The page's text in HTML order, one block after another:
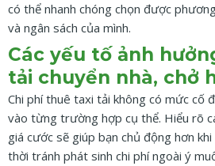
có thể nhanh chóng chọn được
và ngân sách của mình.
Các yếu tố ảnh
tải chuyển nhà, chở
Chi phí thuê taxi tải không có mức cố
vào từng trường hợp cụ thể. Hiểu rõ
giá cước sẽ giúp bạn chủ động hơn
thời tránh phát sinh chi phí ngoài ý